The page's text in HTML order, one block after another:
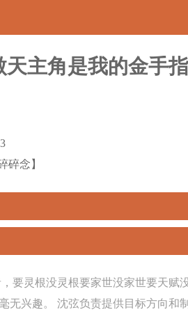
天主角是我的金手指
碎念】
要灵根没灵根要家世没家世要天
无兴趣。 沈弦负责提供目标方向